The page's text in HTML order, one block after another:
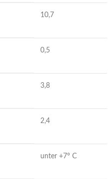
10,7
0,5
3,8
2,4
unter +7° C